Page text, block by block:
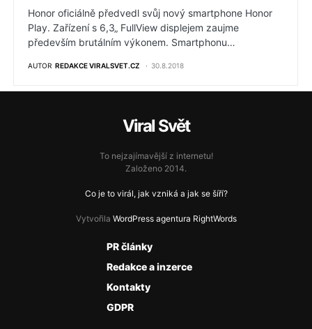
Honor oficiálně předvedl svůj nový smartphone Honor
Play. Zařízení s 6,3„ FullView displejem zaujme
především brutálním výkonem. Smartphonu…
AUTOR REDAKCE VIRALSVET.CZ 30.8.2018
Viral Svět
To nejzajímavější z internetu!
Založeno 2014.
Co je to virál, jak vzniká a jak se šíří?
Vytvořila WordPress agentura RightWords
PR články
Redakce a inzerce
Kontakty
GDPR